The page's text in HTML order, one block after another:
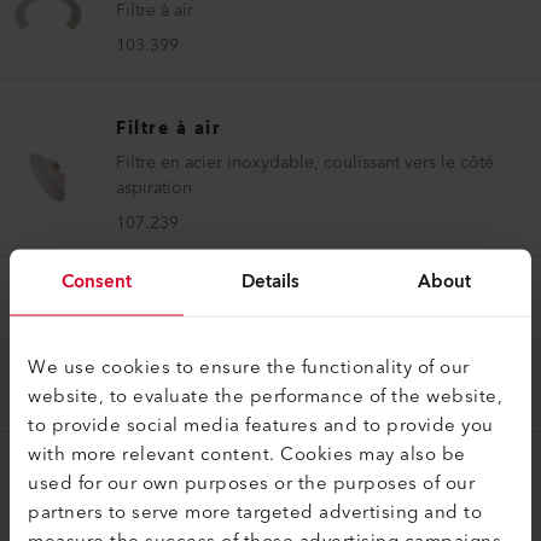
Consent Details About
We use cookies to ensure the functionality of our
website, to evaluate the performance of the website,
to provide social media features and to provide you
with more relevant content. Cookies may also be
used for our own purposes or the purposes of our
partners to serve more targeted advertising and to
Filtre à air
103.399
Filtre à air
Filtre en acier inoxydable, coulissant vers le côté
aspiration
107.239
aspiration
107.248
Filtre à air
Filtre en acier inoxydable, coulissant vers le côté